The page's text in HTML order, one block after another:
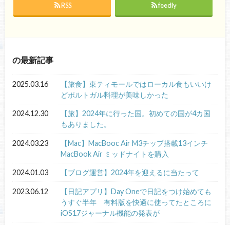
RSS feedly
の最新記事
2025.03.16
【旅食】東ティモールではローカル食もいいけ
どポルトガル料理が美味しかった
2024.12.30
【旅】2024年に行った国。初めての国が4カ国
もありました。
2024.03.23
【Mac】MacBooc Air M3チップ搭載13インチ
MacBook Air ミッドナイトを購入
2024.01.03 【ブログ運営】2024年を迎えるに当たって
2023.06.12
【日記アプリ】Day Oneで日記をつけ始めても
うすぐ半年 有料版を快適に使ってたところに
iOS17ジャーナル機能の発表が